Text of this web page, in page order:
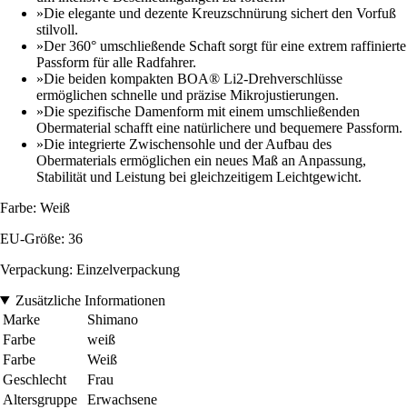
»Die elegante und dezente Kreuzschnürung sichert den Vorfuß
stilvoll.
»Der 360° umschließende Schaft sorgt für eine extrem raffinierte
Passform für alle Radfahrer.
»Die beiden kompakten BOA® Li2-Drehverschlüsse
ermöglichen schnelle und präzise Mikrojustierungen.
»Die spezifische Damenform mit einem umschließenden
Obermaterial schafft eine natürlichere und bequemere Passform.
»Die integrierte Zwischensohle und der Aufbau des
Obermaterials ermöglichen ein neues Maß an Anpassung,
Stabilität und Leistung bei gleichzeitigem Leichtgewicht.
Farbe: Weiß
EU-Größe: 36
Verpackung: Einzelverpackung
Zusätzliche Informationen
Marke
Shimano
Farbe
weiß
Farbe
Weiß
Geschlecht
Frau
Altersgruppe
Erwachsene